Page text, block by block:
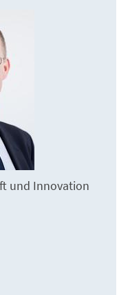
und Innovation